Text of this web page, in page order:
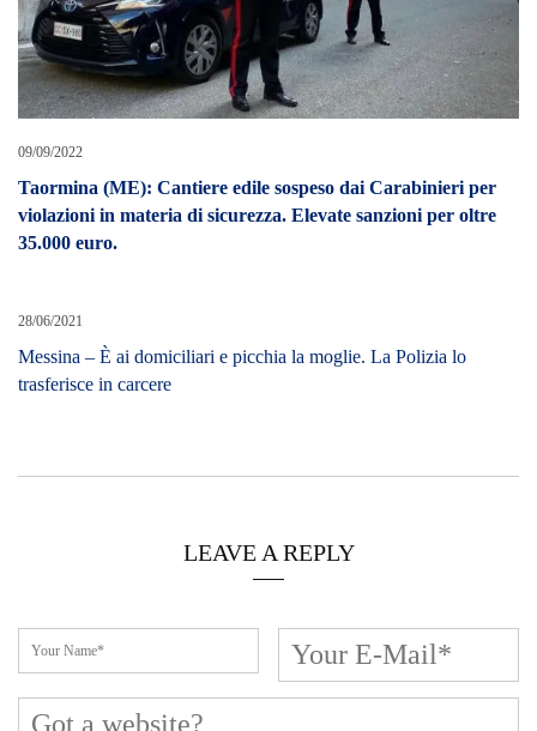
09/09/2022
Taormina (ME): Cantiere edile sospeso dai Carabinieri per
violazioni in materia di sicurezza. Elevate sanzioni per oltre
35.000 euro.
28/06/2021
Messina – È ai domiciliari e picchia la moglie. La Polizia lo
trasferisce in carcere
LEAVE A REPLY